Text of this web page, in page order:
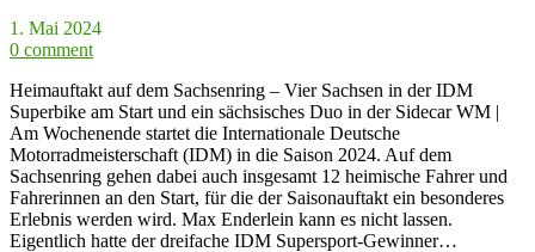
1. Mai 2024
0 comment
Heimauftakt auf dem Sachsenring – Vier Sachsen in der IDM
Superbike am Start und ein sächsisches Duo in der Sidecar WM |
Am Wochenende startet die Internationale Deutsche
Motorradmeisterschaft (IDM) in die Saison 2024. Auf dem
Sachsenring gehen dabei auch insgesamt 12 heimische Fahrer und
Fahrerinnen an den Start, für die der Saisonauftakt ein besonderes
Erlebnis werden wird. Max Enderlein kann es nicht lassen.
Eigentlich hatte der dreifache IDM Supersport-Gewinner…